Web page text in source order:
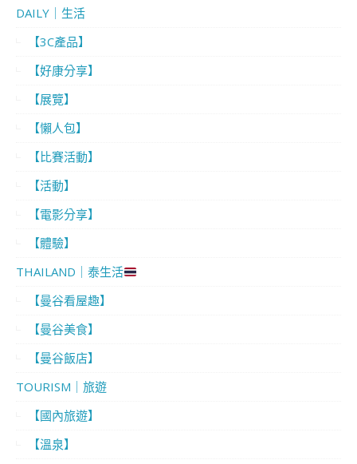
DAILY｜生活
【3C產品】
【好康分享】
【展覽】
【懶人包】
【比賽活動】
【活動】
【電影分享】
【體驗】
THAILAND｜泰生活
【曼谷看屋趣】
【曼谷美食】
【曼谷飯店】
TOURISM｜旅遊
【國內旅遊】
【溫泉】